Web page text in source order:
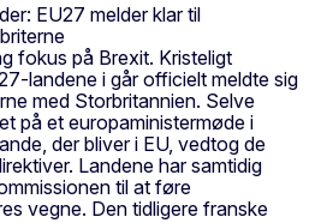
EU27 melder klar til
fokus på Brexit. Kristeligt
landene i går officielt meldte sig
med Storbritannien. Selve
på et europaministermøde i
der bliver i EU, vedtog de
Landene har samtidig
til at føre
vegne. Den tidligere franske